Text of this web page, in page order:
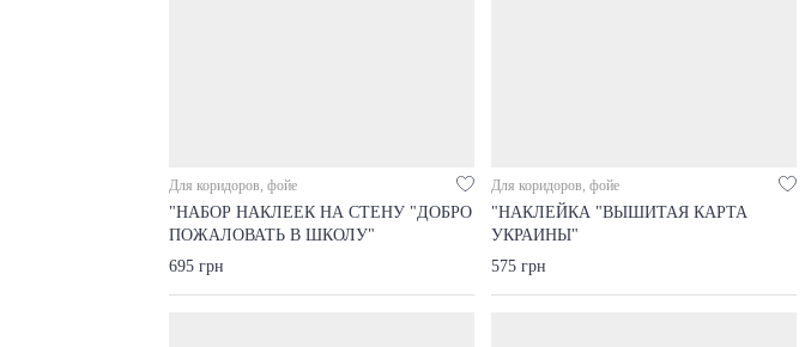
Для коридоров, фойе
"НАБОР НАКЛЕЕК НА СТЕНУ "ДОБРО
ПОЖАЛОВАТЬ В ШКОЛУ"
695 грн
Для коридоров, фойе
"НАКЛЕЙКА "ВЫШИТАЯ КАРТА
УКРАИНЫ"
575 грн